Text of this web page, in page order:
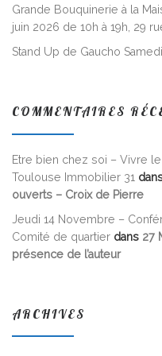
Grande Bouquinerie à la
juin 2026 de 10h à 19h, 29
Stand Up de Gaucho
COMMENTAIRES
Etre bien chez soi – Vivre
Toulouse Immobilier 31
ouverts – Croix de Pierre
Jeudi 14 Novembre –
Comité de quartier dans 27
présence de l’auteur
ARCHIVES